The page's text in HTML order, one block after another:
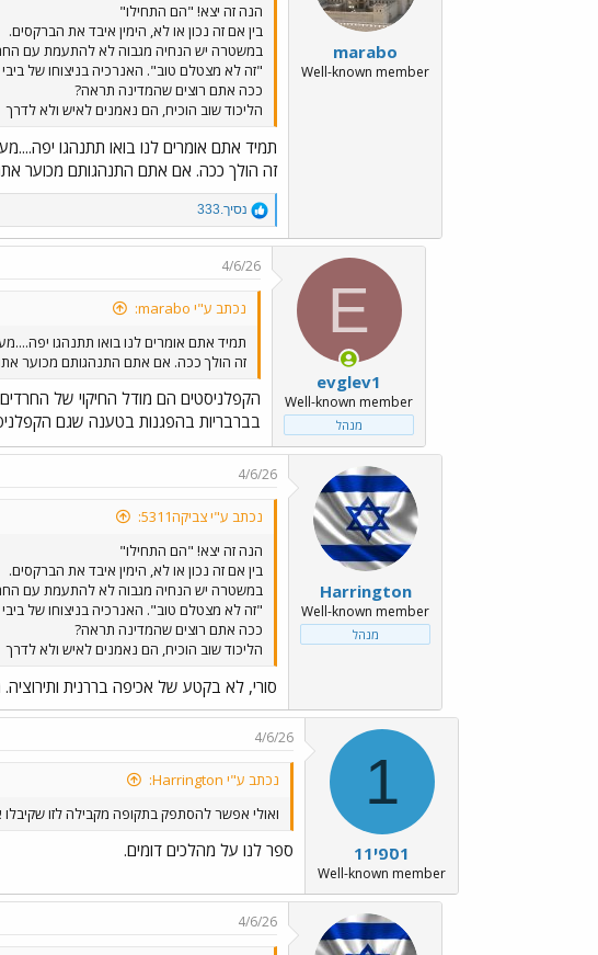
marabo
Well-known member
הנה זה יצא! "הם התחילו"
בין אם זה נכון או לא, הימין איבד את הברקסים.
במשטרה יש הנחיה מגבוה לא להתעמת עם
"זה לא מצטלם טוב". האנרכיה בניצוחו של ביבי
ככה אתם רוצים שהמדינה תראה?
הליכוד שוב הוכיח, הם נאמנים לאיש ולא לדרך
תמיד אתם אומרים לנו בואו תתנהגו
זה הולך ככה. אם אתם התנהגותם מכוער
R
e
a
c
o
s
:
נסיך.333
E
evglev1
Well-known member
מנהל
4/6/26
נכתב ע"י marabo:
תמיד אתם אומרים לנו בואו תתנהגו
זה הולך ככה. אם אתם התנהגותם מכוער
הקפלניסטים הם מודל החיקוי של
בברבריות בהפגנות בטענה שגם
Harrington
Well-known member
מנהל
4/6/26
נכתב ע"י צביקה5311:
הנה זה יצא! "הם התחילו"
בין אם זה נכון או לא, הימין איבד את הברקסים.
במשטרה יש הנחיה מגבוה לא להתעמת עם
"זה לא מצטלם טוב". האנרכיה בניצוחו של ביבי
ככה אתם רוצים שהמדינה תראה?
הליכוד שוב הוכיח, הם נאמנים לאיש ולא לדרך
סורי, לא בקטע של אכיפה בררנית
1
1ספי11
Well-known member
4/6/26
נכתב ע"י Harrington:
ואולי אפשר להסתפק בתקופה מקבילה לזו שקיבלו
ספר לנו על מהלכים דומים.
4/6/26